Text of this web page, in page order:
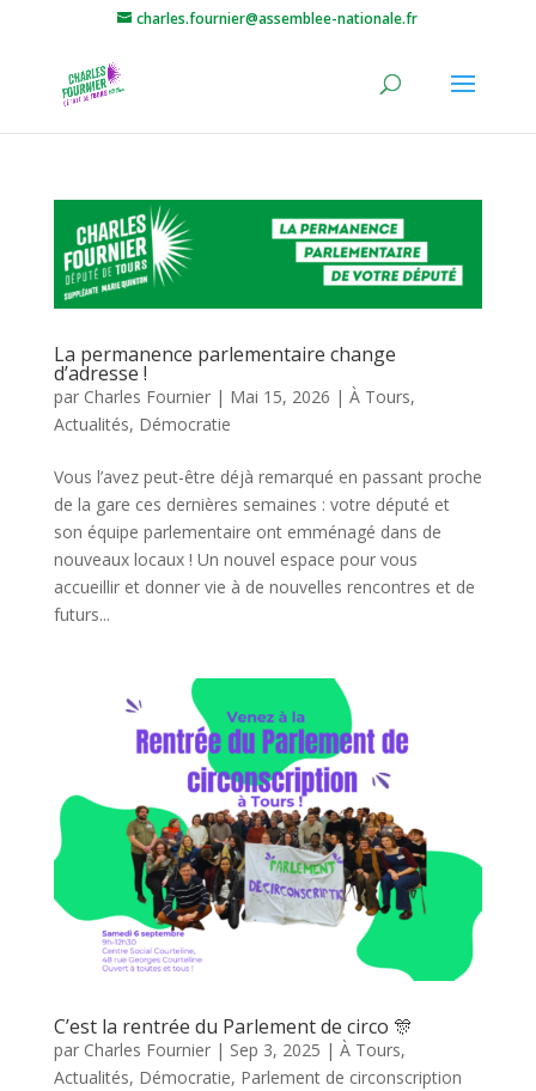
charles.fournier@assemblee-nationale.fr
La permanence parlementaire change
d’adresse !
par Charles Fournier| Mai 15, 2026 | À Tours,
Actualités, Démocratie
Vous l’avez peut-être déjà remarqué en passant proche
de la gare ces dernières semaines : votre député et
son équipe parlementaire ont emménagé dans de
nouveaux locaux ! Un nouvel espace pour vous
accueillir et donner vie à de nouvelles rencontres et de
futurs...
C’est la rentrée du Parlement de circo 🎊
par Charles Fournier| Sep 3, 2025 | À Tours,
Actualités, Démocratie, Parlement de circonscription